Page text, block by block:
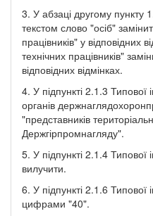
3. У абзаці другому пункту
текстом слово "осіб"
працівників" у відповідних
технічних працівників"
відповідних відмінках.
4. У підпункті 2.1.3 Типової
органів
"представників
Держгірпромнагляду".
5. У підпункті 2.1.4 Типової
вилучити.
6. У підпункті 2.1.6 Типової
цифрами "40".